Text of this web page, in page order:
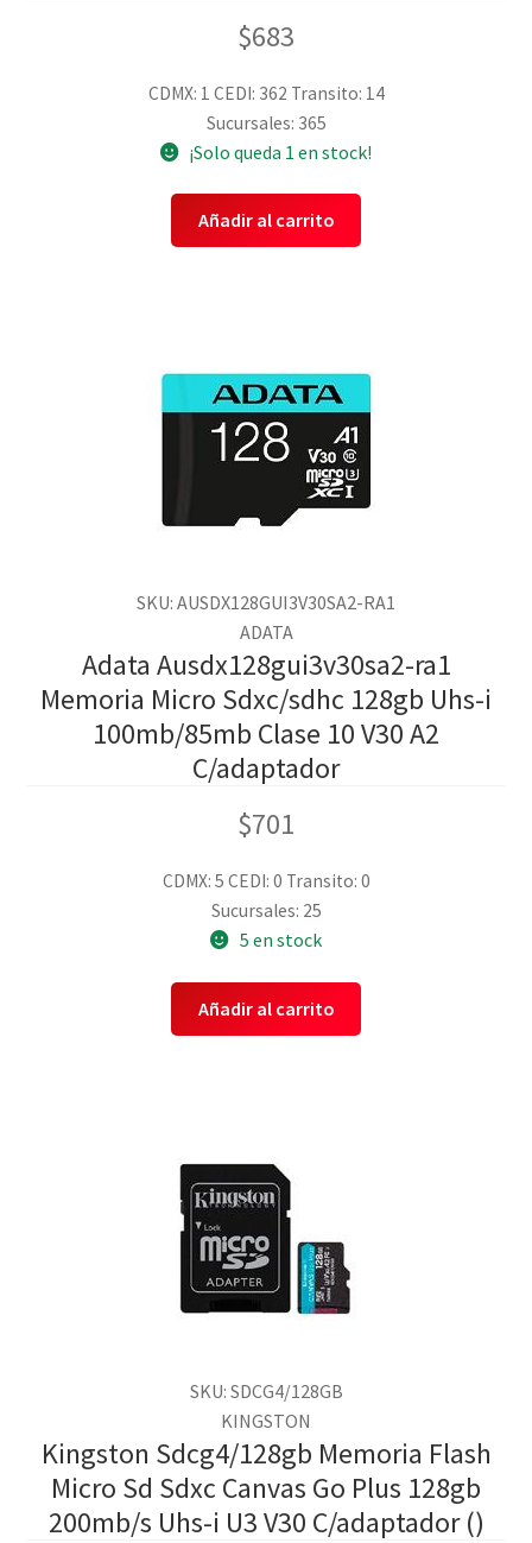
$683
CDMX: 1 CEDI: 362 Transito: 14
Sucursales: 365
¡Solo queda 1 en stock!
Añadir al carrito
SKU: AUSDX128GUI3V30SA2-RA1
ADATA
Adata Ausdx128gui3v30sa2-ra1
Memoria Micro Sdxc/sdhc 128gb Uhs-i
100mb/85mb Clase 10 V30 A2
C/adaptador
$701
CDMX: 5 CEDI: 0 Transito: 0
Sucursales: 25
5 en stock
Añadir al carrito
SKU: SDCG4/128GB
KINGSTON
Kingston Sdcg4/128gb Memoria Flash
Micro Sd Sdxc Canvas Go Plus 128gb
200mb/s Uhs-i U3 V30 C/adaptador ()